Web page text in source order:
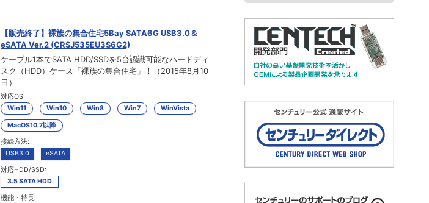
【販売終了】裸族の集合住宅5Bay SATA6G USB3.0＆
eSATA Ver.2 (CRSJ535EU3S6G2)
ケーブル1本でSATA HDD/SSDを5台認識可能なハードディ
スク（HDD）ケース「裸族の集合住宅」！（2015年8月10
日）
対応OS:
Win11
Win10 Win8 Win7 WinVista
MacOS10.7以降
接続方法:
USB3.0
eSATA
対応HDD/SSD:
3.5 SATA HDD
機能・特長: